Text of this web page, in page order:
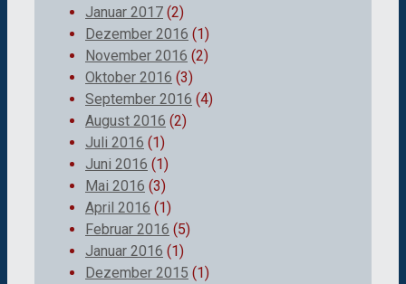
Januar 2017 (2)
Dezember 2016 (1)
November 2016 (2)
Oktober 2016 (3)
September 2016 (4)
August 2016 (2)
Juli 2016 (1)
Juni 2016 (1)
Mai 2016 (3)
April 2016 (1)
Februar 2016 (5)
Januar 2016 (1)
Dezember 2015 (1)